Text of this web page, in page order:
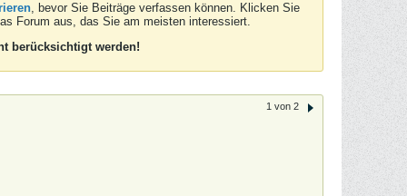
, bevor Sie Beiträge verfassen können. Klicken Sie
Forum aus, das Sie am meisten interessiert.
berücksichtigt werden!
1 von 2